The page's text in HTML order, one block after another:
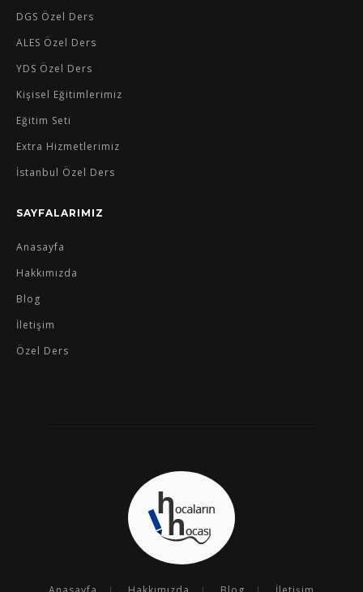
DGS Özel Ders
ALES Özel Ders
YDS Özel Ders
Kişisel Eğitimlerimiz
Eğitim Seti
Extra Hizmetlerimiz
İstanbul Özel Ders
SAYFALARIMIZ
Anasayfa
Hakkımızda
Blog
İletişim
Özel Ders